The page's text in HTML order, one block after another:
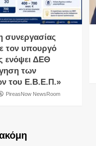
συνεργασίας
τον υπουργό
ενόψει ΔΕΘ
των
του Ε.Β.Ε.Π.»
PireasNow NewsRoom